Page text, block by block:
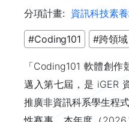
分項計畫: 資訊科技素
#Coding101 #跨領域
「Coding101 軟體創
邁入第七屆，是 iGER
推廣非資訊科系學生程